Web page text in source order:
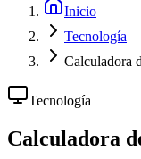
Inicio
Tecnología
Calculadora
Tecnología
Calculadora